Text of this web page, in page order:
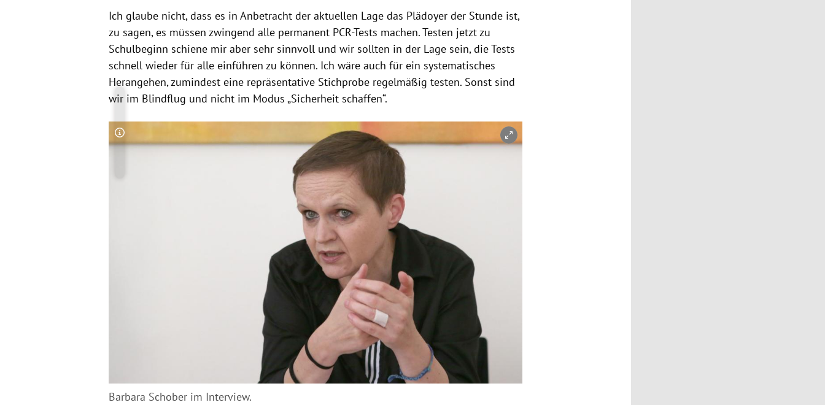
Ich glaube nicht, dass es in Anbetracht der aktuellen Lage das Plädoyer der Stunde ist,
zu sagen, es müssen zwingend alle permanent PCR-Tests machen. Testen jetzt zu
Schulbeginn schiene mir aber sehr sinnvoll und wir sollten in der Lage sein, die Tests
schnell wieder für alle einführen zu können. Ich wäre auch für ein systematisches
Herangehen, zumindest eine repräsentative Stichprobe regelmäßig testen. Sonst sind
wir im Blindflug und nicht im Modus „Sicherheit schaffen“.
Copyright-Hinweis öffnen/schließen
Barbara Schober im Interview.